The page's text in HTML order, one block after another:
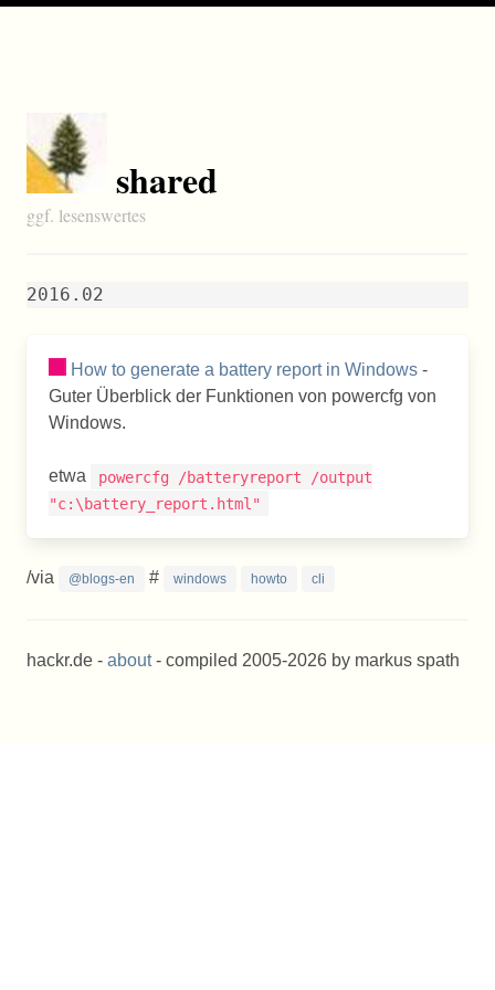
shared
ggf. lesenswertes
2016.02
How to generate a battery report in Windows -
Guter Überblick der Funktionen von powercfg von
Windows.
etwa
powercfg /batteryreport /output
"c:\battery_report.html"
/via @blogs-en # windows howto cli
hackr.de - about- compiled 2005-2026 by markus spath